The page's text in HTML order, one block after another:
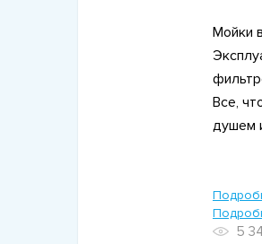
Мойки
Все,
душем
5